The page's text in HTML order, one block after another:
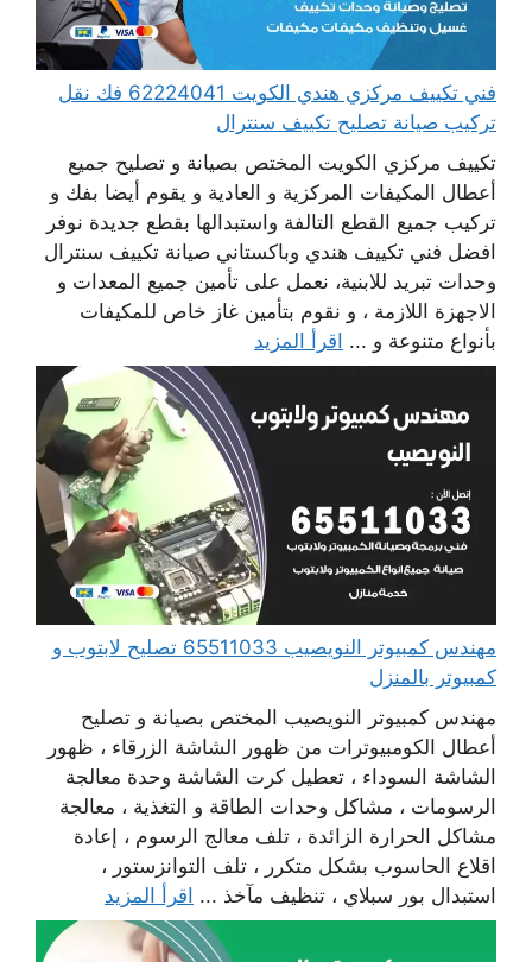
فني تكييف مركزي هندي الكويت 62224041 فك نقل
تركيب صيانة تصليح تكييف سنترال
تكييف مركزي الكويت المختص بصيانة و تصليح جميع
أعطال المكيفات المركزية و العادية و يقوم أيضا بفك و
تركيب جميع القطع التالفة واستبدالها بقطع جديدة نوفر
افضل فني تكييف هندي وباكستاني صيانة تكييف سنترال
وحدات تبريد للابنية، نعمل على تأمين جميع المعدات و
الاجهزة اللازمة ، و نقوم بتأمين غاز خاص للمكيفات
بأنواع متنوعة و ... اقرأ المزيد
مهندس كمبيوتر النويصيب 65511033 تصليح لابتوب و
كمبيوتر بالمنزل
مهندس كمبيوتر النويصيب المختص بصيانة و تصليح
أعطال الكومبيوترات من ظهور الشاشة الزرقاء ، ظهور
الشاشة السوداء ، تعطيل كرت الشاشة وحدة معالجة
الرسومات ، مشاكل وحدات الطاقة و التغذية ، معالجة
مشاكل الحرارة الزائدة ، تلف معالج الرسوم ، إعادة
اقلاع الحاسوب بشكل متكرر ، تلف التوانزستور ،
استبدال بور سبلاي ، تنظيف مآخذ ... اقرأ المزيد